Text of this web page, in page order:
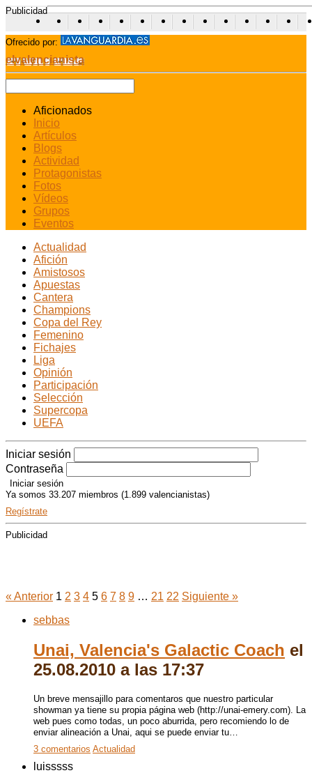
Publicidad
Ofrecido por:
elvalencianista
Aficionados
Inicio
Artículos
Blogs
Actividad
Protagonistas
Fotos
Vídeos
Grupos
Eventos
Actualidad
Afición
Amistosos
Apuestas
Cantera
Champions
Copa del Rey
Femenino
Fichajes
Liga
Opinión
Participación
Selección
Supercopa
UEFA
Iniciar sesión
Contraseña
Ya somos 33.207 miembros (1.899 valencianistas)
Regístrate
Publicidad
« Anterior 1 2 3 4 5 6 7 8 9 … 21 22 Siguiente »
sebbas
Unai, Valencia's Galactic Coach el
25.08.2010 a las 17:37
Un breve mensajillo para comentaros que nuestro particular
showman ya tiene su propia página web (http://unai-emery.com). La
web pues como todas, un poco aburrida, pero recomiendo lo de
enviar alineación a Unai, aqui se puede enviar tu…
3 comentarios Actualidad
luisssss